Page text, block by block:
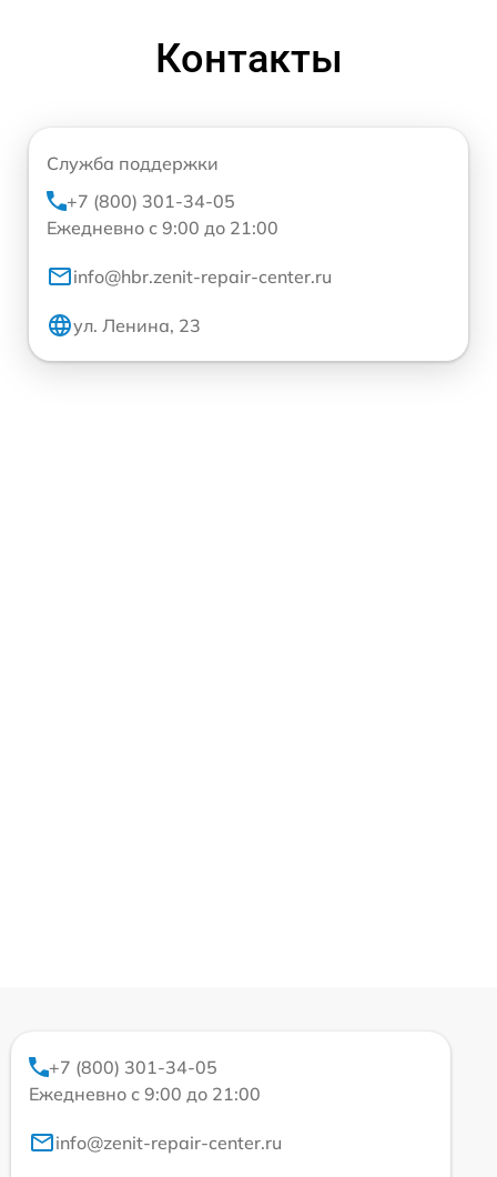
Контакты
Служба поддержки
+7 (800) 301-34-05
Ежедневно с 9:00 до 21:00
info@hbr.zenit-repair-center.ru
ул. Ленина, 23
+7 (800) 301-34-05
Ежедневно с 9:00 до 21:00
info@zenit-repair-center.ru